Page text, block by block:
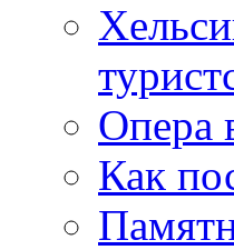
Опера
Как